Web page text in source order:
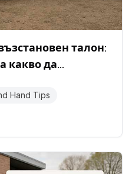
талон:
какво да
Hand Tips